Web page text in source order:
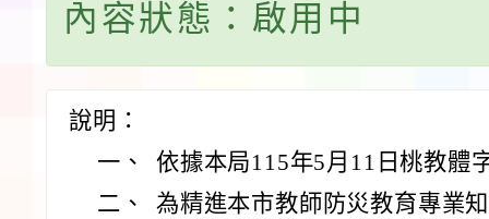
內容狀態：啟用中
說明：
一、
依據本局115年5月11日桃教體
二、
為精進本市教師防災教育專業